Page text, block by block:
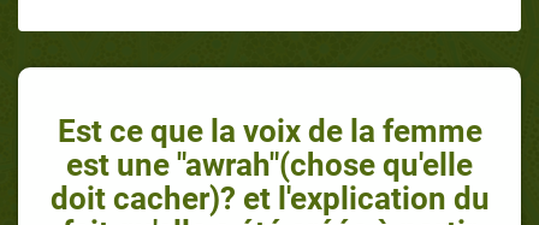
Est ce que la voix de la femme
est une "awrah"(chose qu'elle
doit cacher)? et l'explication du